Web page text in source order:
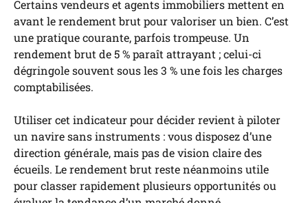
Certains vendeurs et agents immobiliers mettent en
avant le rendement brut pour valoriser un bien. C’est
une pratique courante, parfois trompeuse. Un
rendement brut de 5 % paraît attrayant ; celui-ci
dégringole souvent sous les 3 % une fois les charges
comptabilisées.
Utiliser cet indicateur pour décider revient à piloter
un navire sans instruments : vous disposez d’une
direction générale, mais pas de vision claire des
écueils. Le rendement brut reste néanmoins utile
pour classer rapidement plusieurs opportunités ou